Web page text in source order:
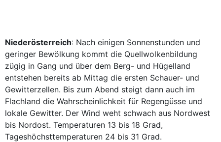
Niederösterreich: Nach einigen Sonnenstunden und
geringer Bewölkung kommt die Quellwolkenbildung
zügig in Gang und über dem Berg- und Hügelland
entstehen bereits ab Mittag die ersten Schauer- und
Gewitterzellen. Bis zum Abend steigt dann auch im
Flachland die Wahrscheinlichkeit für Regengüsse und
lokale Gewitter. Der Wind weht schwach aus Nordwest
bis Nordost. Temperaturen 13 bis 18 Grad,
Tageshöchsttemperaturen 24 bis 31 Grad.